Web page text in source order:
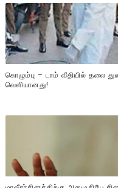
கொழும்பு – டாம் வீதியில் தலை
வௌியானது!